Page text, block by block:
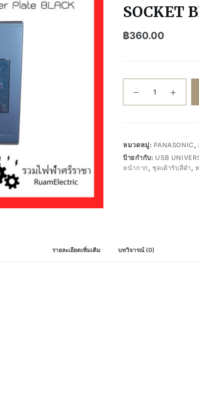
SOCKET
฿360.00
Panasonic
+
ปลั๊ก
พร้อม
หน้ากาก
ปลั๊กUSBสีดำ
หมวดหมู่: PANASONIC,
ป้ายกำกับ: USB
หน้ากาก, ชุดเต้ารับสีดำ,
รายละเอียดเพิ่มเติม บทวิจารณ์ (0)